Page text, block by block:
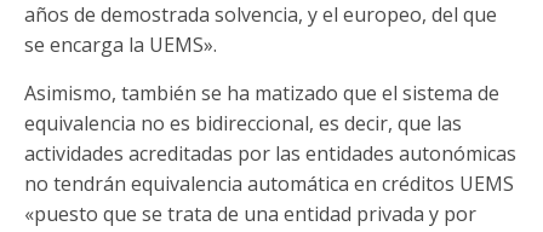
años de demostrada solvencia, y el europeo, del que
se encarga la UEMS».
Asimismo, también se ha matizado que el sistema de
equivalencia no es bidireccional, es decir, que las
actividades acreditadas por las entidades autonómicas
no tendrán equivalencia automática en créditos UEMS
«puesto que se trata de una entidad privada y por